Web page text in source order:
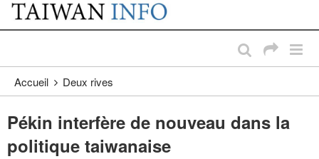
Passer au contenu principal
:::
Accueil Deux rives
Pékin interfère de nouveau dans la
politique taiwanaise